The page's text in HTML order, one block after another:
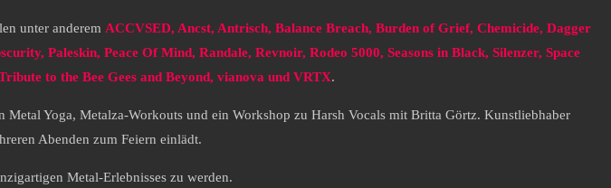
unter anderem ACCVSED, Ancst, Antrisch, Balance Breach, Burden of Grief, Chemicide, Dagger
Paleskin, Peace Of Mind, Randale, Revnoir, Rodeo 5000, Seasons in Black, Silenzer, Space
to the Bee Gees and Beyond, vianova und VRTX.
Yoga, Metalza-Workouts und ein Workshop zu Harsh Vocals mit Britta Görtz. Kunstliebhaber
Abenden zum Feiern einlädt.
Metal-Erlebnisses zu werden.